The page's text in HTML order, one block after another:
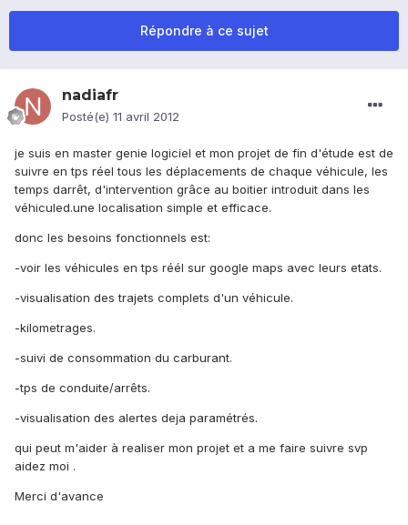
Répondre à ce sujet
nadiafr
Posté(e) 11 avril 2012
je suis en master genie logiciel et mon projet de fin d'étude est de
suivre en tps réel tous les déplacements de chaque véhicule, les
temps darrêt, d'intervention grâce au boitier introduit dans les
véhiculed.une localisation simple et efficace.
donc les besoins fonctionnels est:
-voir les véhicules en tps réél sur google maps avec leurs etats.
-visualisation des trajets complets d'un véhicule.
-kilometrages.
-suivi de consommation du carburant.
-tps de conduite/arrêts.
-visualisation des alertes deja paramétrés.
qui peut m'aider à realiser mon projet et a me faire suivre svp
aidez moi .
Merci d'avance